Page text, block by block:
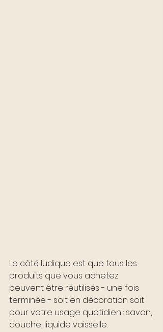
Le côté ludique est que tous les
produits que vous achetez
peuvent être réutilisés - une fois
terminée - soit en décoration soit
pour votre usage quotidien : savon,
douche, liquide vaisselle.